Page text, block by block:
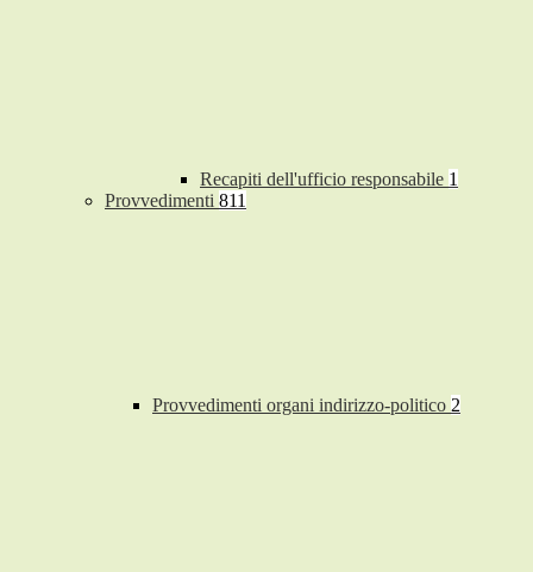
Recapiti dell'ufficio responsabile 1
Provvedimenti 811
Provvedimenti organi indirizzo-politico 2